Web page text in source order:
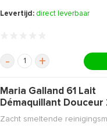
Levertijd: direct leverbaar
- +
Maria Galland 61 Lait
Démaquillant Douceur
Zacht smeltende